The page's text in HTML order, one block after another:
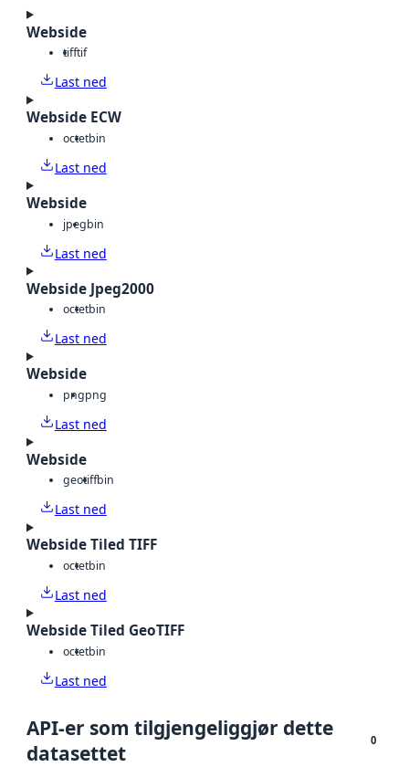
Webside
tifftif
Last ned
Webside ECW
octetbin
Last ned
Webside
jpegbin
Last ned
Webside Jpeg2000
octetbin
Last ned
Webside
pngpng
Last ned
Webside
geotiffbin
Last ned
Webside Tiled TIFF
octetbin
Last ned
Webside Tiled GeoTIFF
octetbin
Last ned
API-er som tilgjengeliggjør dette
datasettet
0